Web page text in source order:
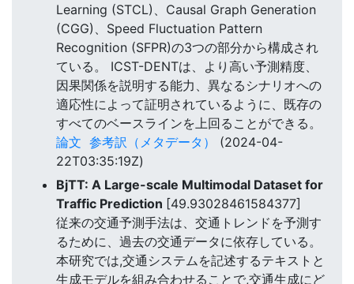
Learning (STCL)、Causal Graph Generation
(CGG)、Speed Fluctuation Pattern
Recognition (SFPR)の3つの部分から構成され
ている。 ICST-DENTは、より高い予測精度、
因果関係を説明する能力、異なるシナリオへの
適応性によって証明されているように、既存の
すべてのベースラインを上回ることができる。
論文 参考訳（メタデータ）
(2024-04-
22T03:35:19Z)
BjTT: A Large-scale Multimodal Dataset for
Traffic Prediction [49.93028461584377]
従来の交通予測手法は、交通トレンドを予測す
るために、過去の交通データに依存している。
本研究では,交通システムを記述するテキストと
生成モデルを組み合わせることで,交通生成にど